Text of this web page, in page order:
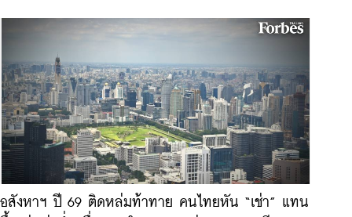
อสังหาฯ ปี 69 ติดหล่มท้าทาย คนไทยหัน “เช่า” แทน